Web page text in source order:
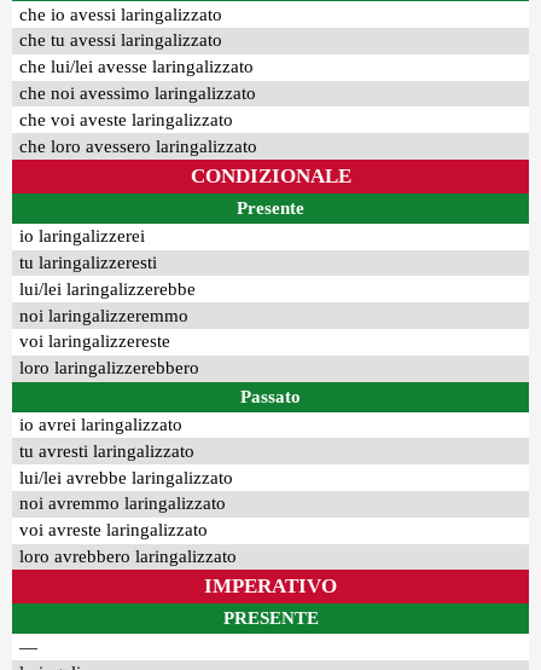
che io avessi laringalizzato
che tu avessi laringalizzato
che lui/lei avesse laringalizzato
che noi avessimo laringalizzato
che voi aveste laringalizzato
che loro avessero laringalizzato
CONDIZIONALE
Presente
io laringalizzerei
tu laringalizzeresti
lui/lei laringalizzerebbe
noi laringalizzeremmo
voi laringalizzereste
loro laringalizzerebbero
Passato
io avrei laringalizzato
tu avresti laringalizzato
lui/lei avrebbe laringalizzato
noi avremmo laringalizzato
voi avreste laringalizzato
loro avrebbero laringalizzato
IMPERATIVO
PRESENTE
—